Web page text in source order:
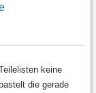
keine
die gerade